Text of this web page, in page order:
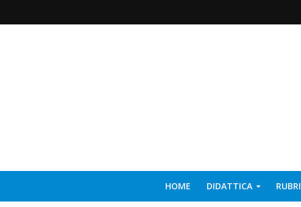
HOME DIDATTICA